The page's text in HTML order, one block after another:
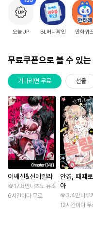
오늘UP BL머니확인 만화퀴
무료쿠폰으로 볼 수 있는
기다리면 무료 선물
어쌔신&신데렐라
17.8만나츠노 유조
6시간마다 무료
안경, 때때
아
3.4만나루키
12시간마다 무